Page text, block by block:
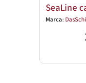
SeaLine
Marca: